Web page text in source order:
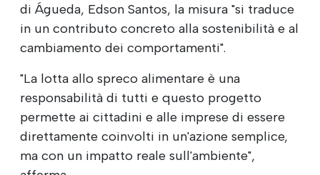
di Águeda, Edson Santos, la misura "si traduce
in un contributo concreto alla sostenibilità e al
cambiamento dei comportamenti".
"La lotta allo spreco alimentare è una
responsabilità di tutti e questo progetto
permette ai cittadini e alle imprese di essere
direttamente coinvolti in un'azione semplice,
ma con un impatto reale sull'ambiente",